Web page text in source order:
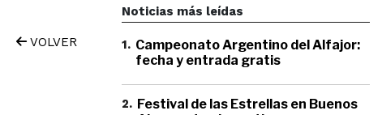
VOLVER
Noticias más leídas
1. Campeonato Argentino del Alfajor:
fecha y entrada gratis
2. Festival de las Estrellas en Buenos